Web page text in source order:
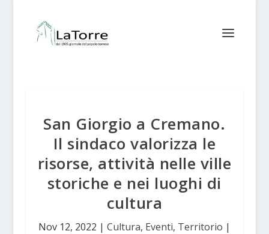
San Giorgio a Cremano.
Il sindaco valorizza le
risorse, attività nelle ville
storiche e nei luoghi di
cultura
Nov 12, 2022 | Cultura, Eventi, Territorio |